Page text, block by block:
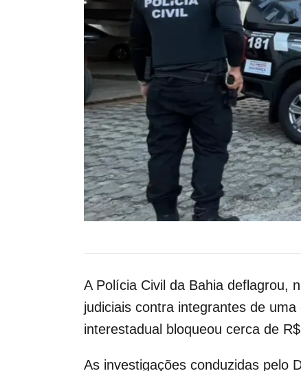
A Polícia Civil da Bahia deflagrou,
judiciais contra integrantes de
interestadual bloqueou cerca de
As investigações conduzidas pelo